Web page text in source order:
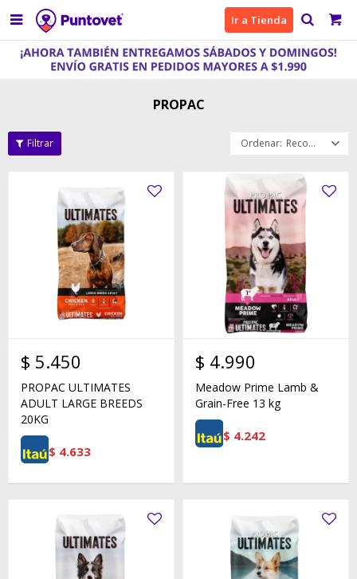
 Ir a Tienda
PROPAC
Recomendados
$ 5.450
PROPAC ULTIMATES
ADULT LARGE BREEDS
20KG
$ 4.633
$ 4.990
Meadow Prime Lamb &
Grain-Free 13 kg
$ 4.242